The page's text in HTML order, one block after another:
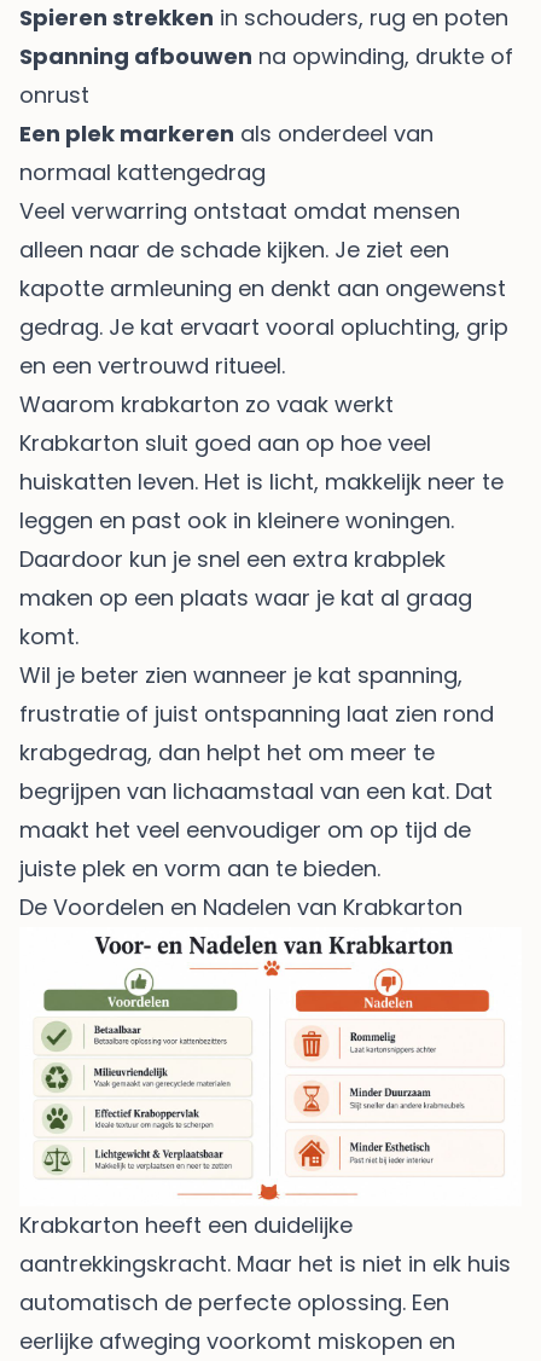
Spieren strekken in schouders, rug en poten
Spanning afbouwen na opwinding, drukte of
onrust
Een plek markeren als onderdeel van
normaal kattengedrag
Veel verwarring ontstaat omdat mensen
alleen naar de schade kijken. Je ziet een
kapotte armleuning en denkt aan ongewenst
gedrag. Je kat ervaart vooral opluchting, grip
en een vertrouwd ritueel.
Waarom krabkarton zo vaak werkt
Krabkarton sluit goed aan op hoe veel
huiskatten leven. Het is licht, makkelijk neer te
leggen en past ook in kleinere woningen.
Daardoor kun je snel een extra krabplek
maken op een plaats waar je kat al graag
komt.
Wil je beter zien wanneer je kat spanning,
frustratie of juist ontspanning laat zien rond
krabgedrag, dan helpt het om meer te
begrijpen van lichaamstaal van een kat. Dat
maakt het veel eenvoudiger om op tijd de
juiste plek en vorm aan te bieden.
De Voordelen en Nadelen van Krabkarton
Krabkarton heeft een duidelijke
aantrekkingskracht. Maar het is niet in elk huis
automatisch de perfecte oplossing. Een
eerlijke afweging voorkomt miskopen en